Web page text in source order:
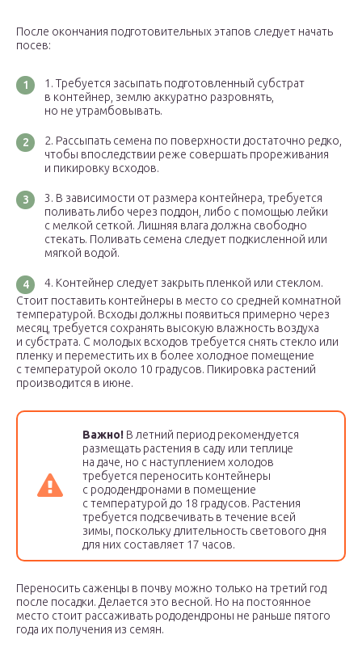
После окончания подготовительных этапов следует начать
посев:
Требуется засыпать подготовленный субстрат
в контейнер, землю аккуратно разровнять,
но не утрамбовывать.
Рассыпать семена по поверхности достаточно редко,
чтобы впоследствии реже совершать прореживания
и пикировку всходов.
В зависимости от размера контейнера, требуется
поливать либо через поддон, либо с помощью лейки
с мелкой сеткой. Лишняя влага должна свободно
стекать. Поливать семена следует подкисленной или
мягкой водой.
Контейнер следует закрыть пленкой или стеклом.
Стоит поставить контейнеры в место со средней комнатной
температурой. Всходы должны появиться примерно через
месяц, требуется сохранять высокую влажность воздуха
и субстрата. С молодых всходов требуется снять стекло или
пленку и переместить их в более холодное помещение
с температурой около 10 градусов. Пикировка растений
производится в июне.
Важно! В летний период рекомендуется
размещать растения в саду или теплице
на даче, но с наступлением холодов
требуется переносить контейнеры
с рододендронами в помещение
с температурой до 18 градусов. Растения
требуется подсвечивать в течение всей
зимы, поскольку длительность светового дня
для них составляет 17 часов.
Переносить саженцы в почву можно только на третий год
после посадки. Делается это весной. Но на постоянное
место стоит рассаживать рододендроны не раньше пятого
года их получения из семян.